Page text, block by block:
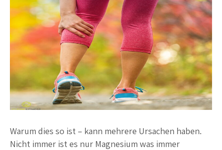
Warum dies so ist – kann mehrere Ursachen haben.
Nicht immer ist es nur Magnesium was immer